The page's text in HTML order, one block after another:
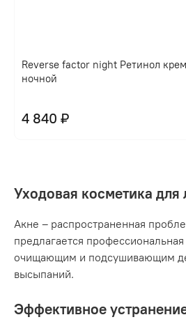
Reverse factor night Ретинол крем
ночной
4 840 ₽
Уходовая косметика
Акне – распространенная
предлагается
очищающим и подсушивающим
высыпаний.
Эффективное